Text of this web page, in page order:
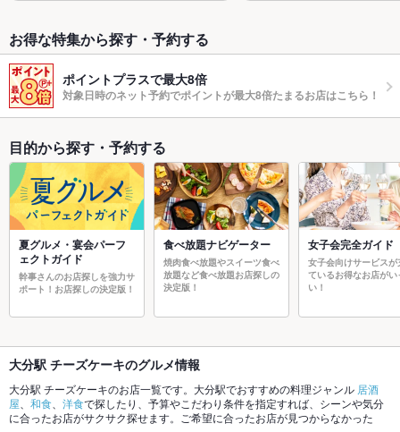
お得な特集から探す・予約する
ポイントプラスで最大8倍
対象日時のネット予約でポイントが最大8倍たまるお店はこちら！
目的から探す・予約する
夏グルメ・宴会パーフ
ェクトガイド
幹事さんのお店探しを強力サ
ポート！お店探しの決定版！
食べ放題ナビゲーター
焼肉食べ放題やスイーツ食べ
放題など食べ放題お店探しの
決定版！
女子会完全ガイド
女子会向けサービスが
ているお得なお店がい
い！
大分駅 チーズケーキのグルメ情報
大分駅 チーズケーキのお店一覧です。大分駅でおすすめの料理ジャンル 居酒
屋
和食 洋食で探したり、予算やこだわり条件を指定すれば、シーンや気分
に合ったお店がサクサク探せます。ご希望に合ったお店が見つからなかった